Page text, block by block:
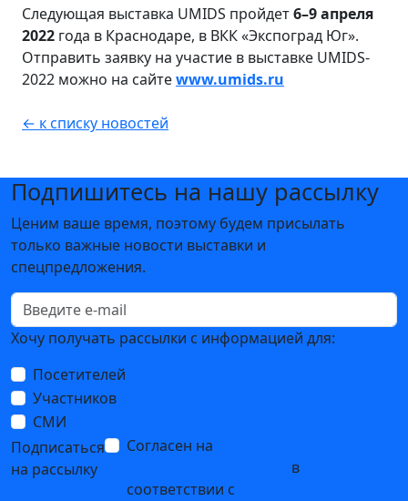
Следующая выставка UMIDS пройдет6–9 апреля
2022 года в Краснодаре, в ВКК «Экспоград Юг».
Отправить заявку на участие в выставке UMIDS-
2022 можно на сайтеwww.umids.ru
← к списку новостей
Подпишитесь на нашу рассылку
Ценим ваше время, поэтому будем присылать
только важные новости выставки и
спецпредложения.
Хочу получать рассылки с информацией для:
Посетителей
Участников
СМИ
Подписаться
на рассылку
Согласен на
в
соответствии с